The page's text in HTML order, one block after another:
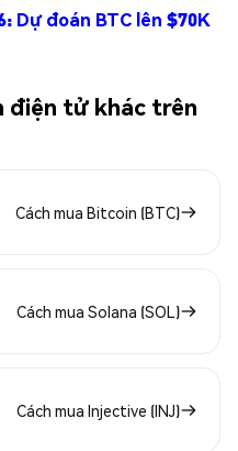
Dự đoán BTC lên $70K
điện tử khác trên
Cách mua Bitcoin (BTC)
Cách mua Solana (SOL)
Cách mua Injective (INJ)